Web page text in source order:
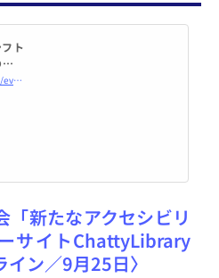
ト
戦
国
L
https://www.ndl.go.jp/jp/event/events/20240924sympo.html
「新たなアクセシビリ
サイトChattyLibrary
ン／9月25日〉